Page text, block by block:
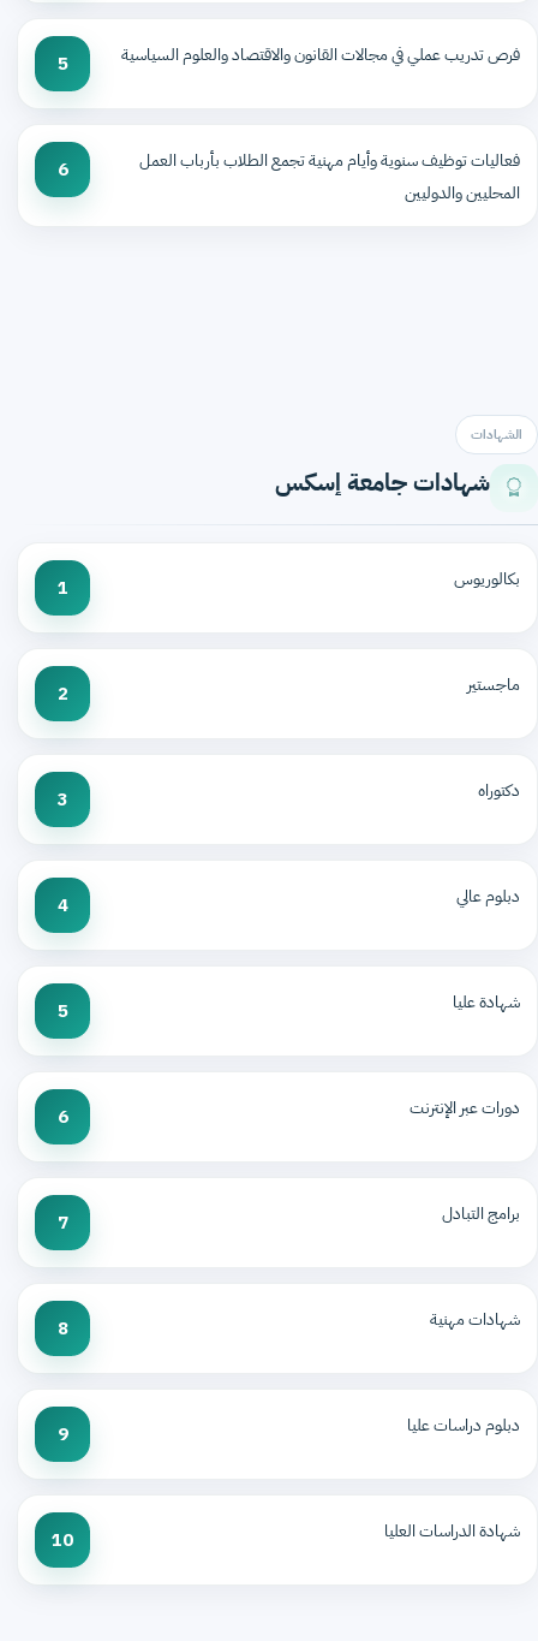
فرص تدريب عملي في مجالات القانون والاقتصاد والعلوم السياسية 5
فعاليات توظيف سنوية وأيام مهنية تجمع الطلاب بأرباب العمل
المحليين والدوليين
6
الشهادات
شهادات جامعة إسكس
بكالوريوس 1
ماجستير 2
دكتوراه 3
دبلوم عالي 4
شهادة عليا 5
دورات عبر الإنترنت 6
برامج التبادل 7
شهادات مهنية 8
دبلوم دراسات عليا 9
شهادة الدراسات العليا 10